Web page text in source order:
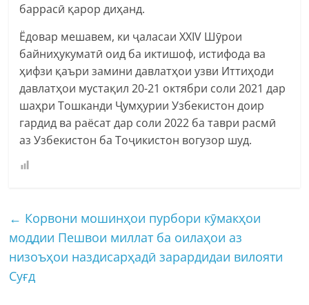
баррасӣ қарор диҳанд.
Ёдовар мешавем, ки ҷаласаи XXIV Шӯрои
байниҳукуматӣ оид ба иктишоф, истифода ва
ҳифзи қаъри замини давлатҳои узви Иттиҳоди
давлатҳои мустақил 20-21 октябри соли 2021 дар
шаҳри Тошканди Ҷумҳурии Узбекистон доир
гардид ва раёсат дар соли 2022 ба таври расмӣ
аз Узбекистон ба Тоҷикистон вогузор шуд.
← Корвони мошинҳои пурбори кӯмакҳои
моддии Пешвои миллат ба оилаҳои аз
низоъҳои наздисарҳадӣ зарардидаи вилояти
Суғд